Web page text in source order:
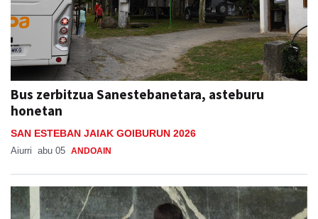
Bus zerbitzua Sanestebanetara, asteburu
honetan
SAN ESTEBAN JAIAK GOIBURUN 2026
Aiurri abu 05 ANDOAIN